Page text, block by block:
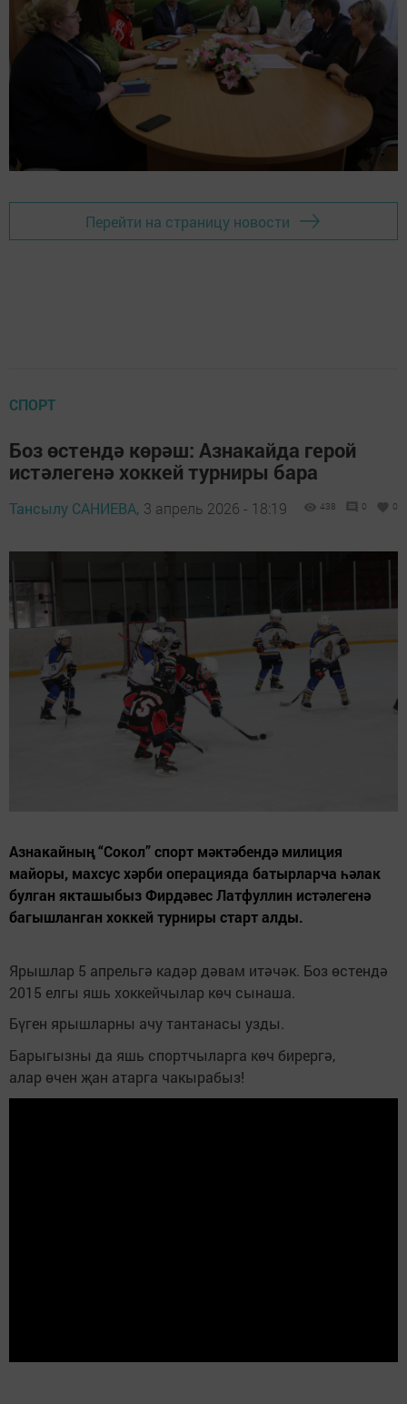
Перейти на страницу новости
СПОРТ
Боз өстендә көрәш: Азнакайда герой
истәлегенә хоккей турниры бара
Тансылу САНИЕВА, 3 апрель 2026 - 18:19 438 0 0
Азнакайның “Сокол” спорт мәктәбендә милиция
майоры, махсус хәрби операцияда батырларча һәлак
булган якташыбыз Фирдәвес Латфуллин истәлегенә
багышланган хоккей турниры старт алды.
Ярышлар 5 апрельгә кадәр дәвам итәчәк. Боз өстендә
2015 елгы яшь хоккейчылар көч сынаша.
Бүген ярышларны ачу тантанасы узды.
Барыгызны да яшь спортчыларга көч бирергә,
алар өчен җан атарга чакырабыз!